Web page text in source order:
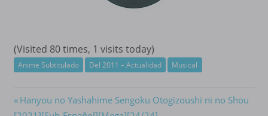
(Visited 80 times, 1 visits today)
Anime Subtitulado Del 2011 – Actualidad Musical
Navegación
Previous
Hanyou no Yashahime Sengoku Otogizoushi ni no Shou